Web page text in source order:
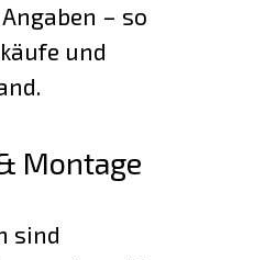
– so
und
Montage
sind